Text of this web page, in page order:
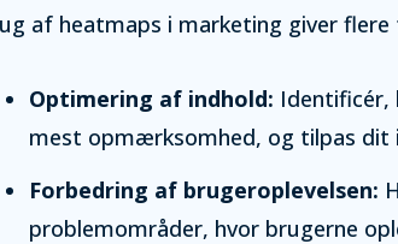
af heatmaps i marketing giver flere
Optimering af indhold: Identificér,
mest opmærksomhed, og tilpas dit
Forbedring af brugeroplevelsen:
problemområder, hvor brugerne